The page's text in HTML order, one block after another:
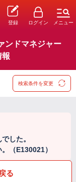
登録 ログイン メニュー
ンドマネジャー
報
検索条件を変更
した。
（E130021）
る